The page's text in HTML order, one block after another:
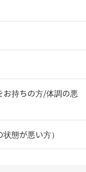
お持ちの方/体調の悪
態が悪い方）